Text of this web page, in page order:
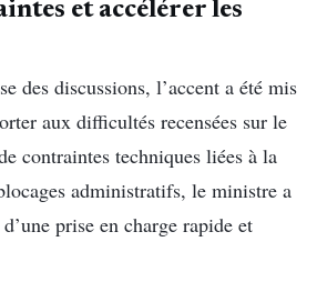
et accélérer les
des discussions, l’accent a été mis
aux difficultés recensées sur le
contraintes techniques liées à la
administratifs, le ministre a
prise en charge rapide et